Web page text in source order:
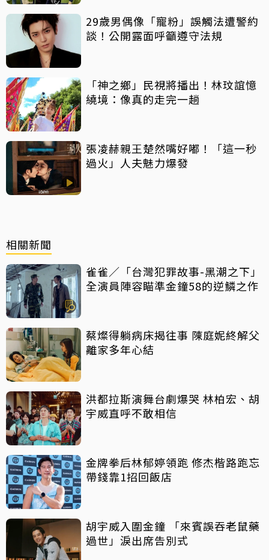
29歲男偶像「寵粉」誤觸法遭警約
談！公開露面呼籲遵守法規
「神之鄉」民視將播出！林玟誼憶
繞境：像真的走完一趟
張凌赫親王楚然嘴好嘟！「這一秒
過火」人夫魅力爆發
相關新聞
雀雀／「台灣犯罪故事-黑潮之下」
全演員陣容瞄準金鐘58的逆鱗之作
蔡燦得躺病床揭往事 陳庭妮終解父
離家多年心結
洪都拉斯演舞台劇爆哭 林柏宏、胡
宇威直呼不敢相信
金牌拳后林郁婷領跑 修杰楷路跑忘
帶錢靠1招回飯店
胡宇威入圍金鐘 「來賓誤吞老鼠藥
過世」淚出席告別式